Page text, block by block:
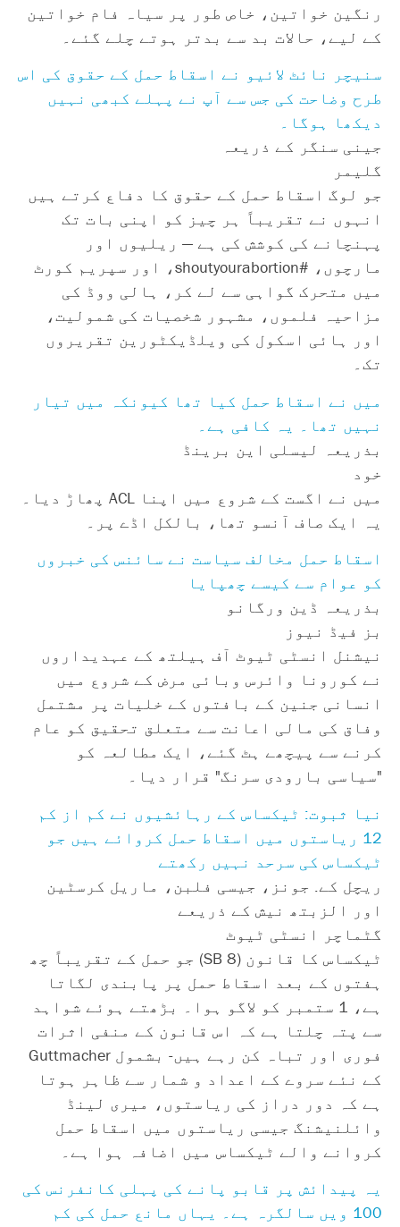
رنگین خواتین، خاص طور پر سیاہ فام خواتین
کے لیے، حالات بد سے بدتر ہوتے چلے گئے۔
سنیچر نائٹ لائیو نے اسقاط حمل کے حقوق کی اس
طرح وضاحت کی جس سے آپ نے پہلے کبھی نہیں
دیکھا ہوگا۔
جینی سنگر کے ذریعہ
گلیمر
جو لوگ اسقاط حمل کے حقوق کا دفاع کرتے ہیں
انہوں نے تقریباً ہر چیز کو اپنی بات تک
پہنچانے کی کوشش کی ہے — ریلیوں اور
مارچوں، #shoutyourabortion، اور سپریم کورٹ
میں متحرک گواہی سے لے کر، ہالی ووڈ کی
مزاحیہ فلموں، مشہور شخصیات کی شمولیت،
اور ہائی اسکول کی ویلڈیکٹورین تقریروں
تک۔
میں نے اسقاط حمل کیا تھا کیونکہ میں تیار
نہیں تھا۔ یہ کافی ہے۔
بذریعہ لیسلی این برینڈ
خود
میں نے اگست کے شروع میں اپنا ACL پھاڑ دیا۔
یہ ایک صاف آنسو تھا، بالکل اڈے پر۔
اسقاط حمل مخالف سیاست نے سائنس کی خبروں
کو عوام سے کیسے چھپایا
بذریعہ ڈین ورگانو
بز فیڈ نیوز
نیشنل انسٹی ٹیوٹ آف ہیلتھ کے عہدیداروں
نے کورونا وائرس وبائی مرض کے شروع میں
انسانی جنین کے بافتوں کے خلیات پر مشتمل
وفاق کی مالی اعانت سے متعلق تحقیق کو عام
کرنے سے پیچھے ہٹ گئے، ایک مطالعہ کو
"سیاسی بارودی سرنگ" قرار دیا۔
نیا ثبوت: ٹیکساس کے رہائشیوں نے کم از کم
12 ریاستوں میں اسقاط حمل کروائے ہیں جو
ٹیکساس کی سرحد نہیں رکھتے
ریچل کے. جونز، جیسی فلبن، ماریل کرسٹین
اور الزبتھ نیش کے ذریعے
گٹماچر انسٹی ٹیوٹ
ٹیکساس کا قانون (SB 8) جو حمل کے تقریباً چھ
ہفتوں کے بعد اسقاط حمل پر پابندی لگاتا
ہے، 1 ستمبر کو لاگو ہوا۔ بڑھتے ہوئے شواہد
سے پتہ چلتا ہے کہ اس قانون کے منفی اثرات
فوری اور تباہ کن رہے ہیں- بشمول Guttmacher
کے نئے سروے کے اعداد و شمار سے ظاہر ہوتا
ہے کہ دور دراز کی ریاستوں، میری لینڈ
وائلنیشنگ جیسی ریاستوں میں اسقاط حمل
کروانے والے ٹیکساس میں اضافہ ہوا ہے۔
یہ پیدائش پر قابو پانے کی پہلی کانفرنس کی
100 ویں سالگرہ ہے۔ یہاں مانع حمل کی کم